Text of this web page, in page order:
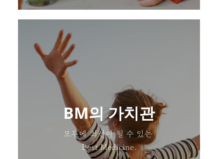
BM의 가치관
모두에 최선이 될 수 있는
Best Medicine.